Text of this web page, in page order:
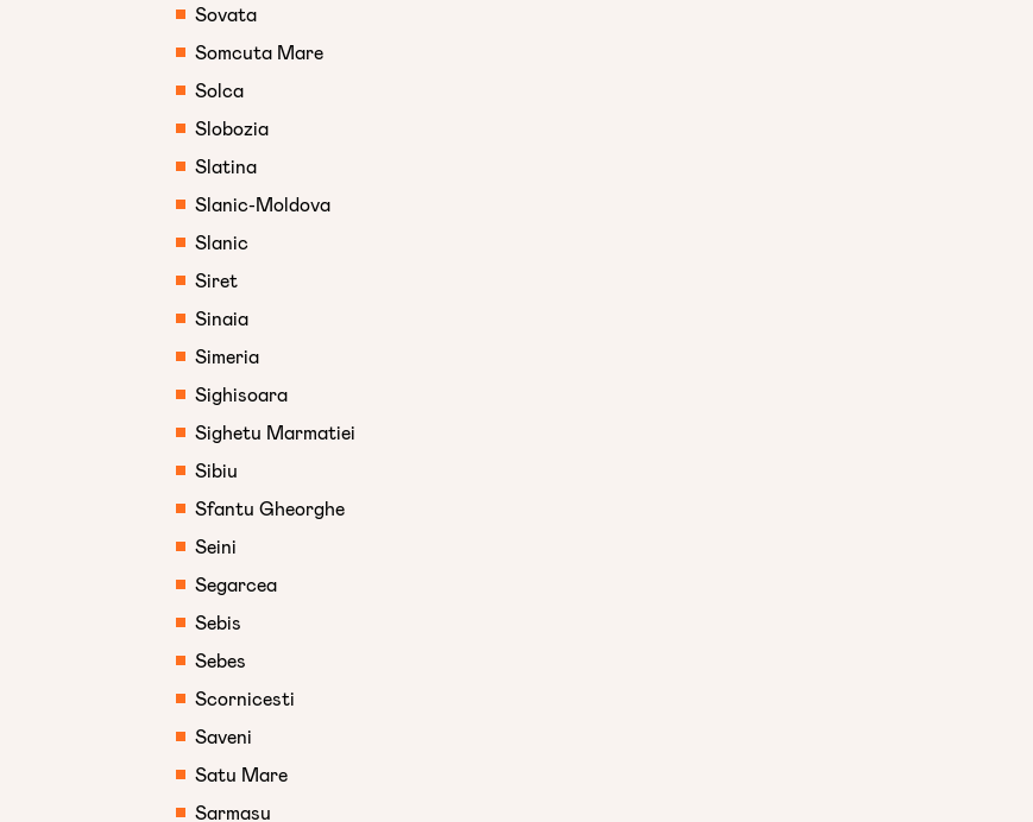
Sovata
Somcuta Mare
Solca
Slobozia
Slatina
Slanic-Moldova
Slanic
Siret
Sinaia
Simeria
Sighisoara
Sighetu Marmatiei
Sibiu
Sfantu Gheorghe
Seini
Segarcea
Sebis
Sebes
Scornicesti
Saveni
Satu Mare
Sarmasu